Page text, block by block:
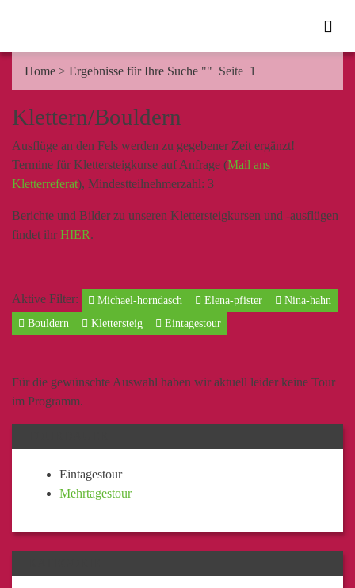
Home > Ergebnisse für Ihre Suche "" Seite 1
Klettern/Bouldern
Ausflüge an den Fels werden zu gegebener Zeit ergänzt!
Termine für Klettersteigkurse auf Anfrage (Mail ans
Kletterreferat), Mindestteilnehmerzahl: 3
Berichte und Bilder zu unseren Klettersteigkursen und -ausflügen
findet ihr HIER.
Aktive Filter: Michael-horndasch Elena-pfister
Nina-hahn
Bouldern
Klettersteig Eintagestour
Für die gewünschte Auswahl haben wir aktuell leider keine Tour
im Programm.
Eintagestour
Mehrtagestour